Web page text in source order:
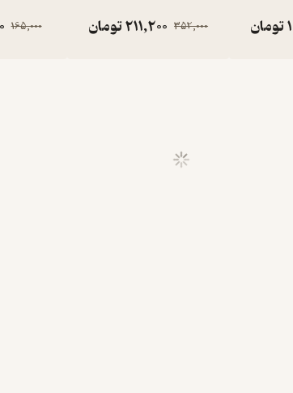
تومان 352,000
211,200تومان 165,000